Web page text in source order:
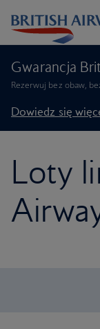
Gwarancja
Rezerwuj bez obaw,
Dowiedz się
Loty